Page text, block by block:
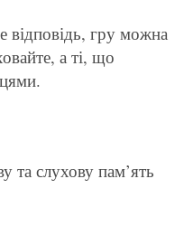
відповідь, гру можна
а ті, що
та слухову пам’ять